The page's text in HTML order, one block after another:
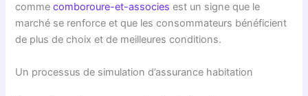
commecomboroure-et-associes est un signe que le
marché se renforce et que les consommateurs bénéficient
de plus de choix et de meilleures conditions.
Un processus de simulation d’assurance habitation